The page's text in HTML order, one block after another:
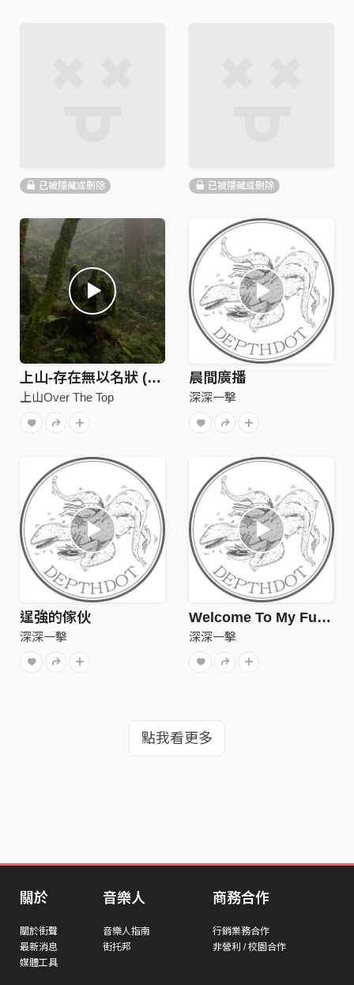
已被隱藏或刪除 已被隱藏或刪除
上山-存在無以名狀 (Natural Ver.)
上山Over The Top
晨間廣播
深深一擊
逞強的傢伙
深深一擊
Welcome To My Future
深深一擊
點我看更多
關於
關於街聲
最新消息
媒體工具
音樂人
音樂人指南
街托邦
商務合作
行銷業務合作
非營利 / 校園合作